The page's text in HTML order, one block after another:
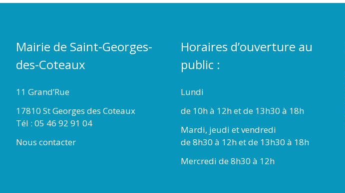
Mairie de Saint-Georges-
des-Coteaux
11 Grand’Rue
17810 St Georges des Coteaux
Tél : 05 46 92 91 04
Nous contacter
Horaires d’ouverture au
public :
Lundi
de 10h à 12h et de 13h30 à 18h
Mardi, jeudi et vendredi
de 8h30 à 12h et de 13h30 à 18h
Mercredi de 8h30 à 12h